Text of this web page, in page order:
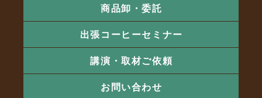
商品卸・委託
出張コーヒーセミナー
講演・取材ご依頼
お問い合わせ